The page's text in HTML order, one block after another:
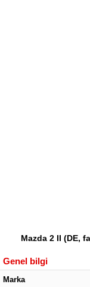
Mazda 2 II (DE,
Genel bilgi
Marka